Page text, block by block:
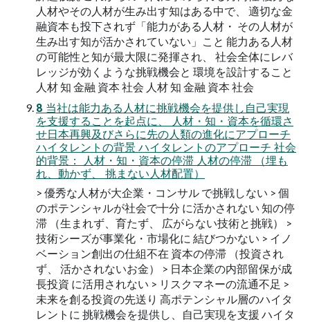
人材やその人材が生み出す知はある中で、 適切な金
融資本も投下されず「能力がある人材・ その人材が
生み出す知が活かされていない」こと 能力ある人材
の可能性と知が最大限に発揮され、 社会全体にレバ
レッジが効くような挑戦機会と 環境を設計すること
人材 知 金融 資本 社会 人材 知 金融 資本 社会
8 当社は能力ある人材に挑戦機会を提供し自己実現
を支援することを起点に、 人材・知・資本を循環さ
せ日本再興及びさらに先の人類の進化にアプローチ
ハイタレントの背景 ハイタレントのアプローチ 社会
的背景： 人材・知・資本の停滞 人材の停滞 （埋も
れ、動かず、 挑まない人材配置）
> 優秀な人材が大企業・コンサル で挑戦しない > 個
のポテンシャルが社会で十分 に活かされない 知の停
滞 （生まれず、育たず、 広がらない技術と挑戦） >
技術シーズが事業化・市場化に 結びつかない > イノ
ベーション創出の仕組不在 資本の停滞 （投資され
ず、 活かされないお金） > 日本企業の内部留保が成
長投資 に活用されない > リスクマネーの流通不足 >
未来を創る投資の先送り 高ポテンシャル層のハイタ
レントに 挑戦機会を提供し、自己実現を支援 ハイタ